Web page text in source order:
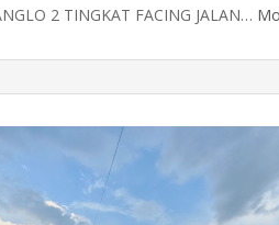
2 TINGKAT FACING JALAN…